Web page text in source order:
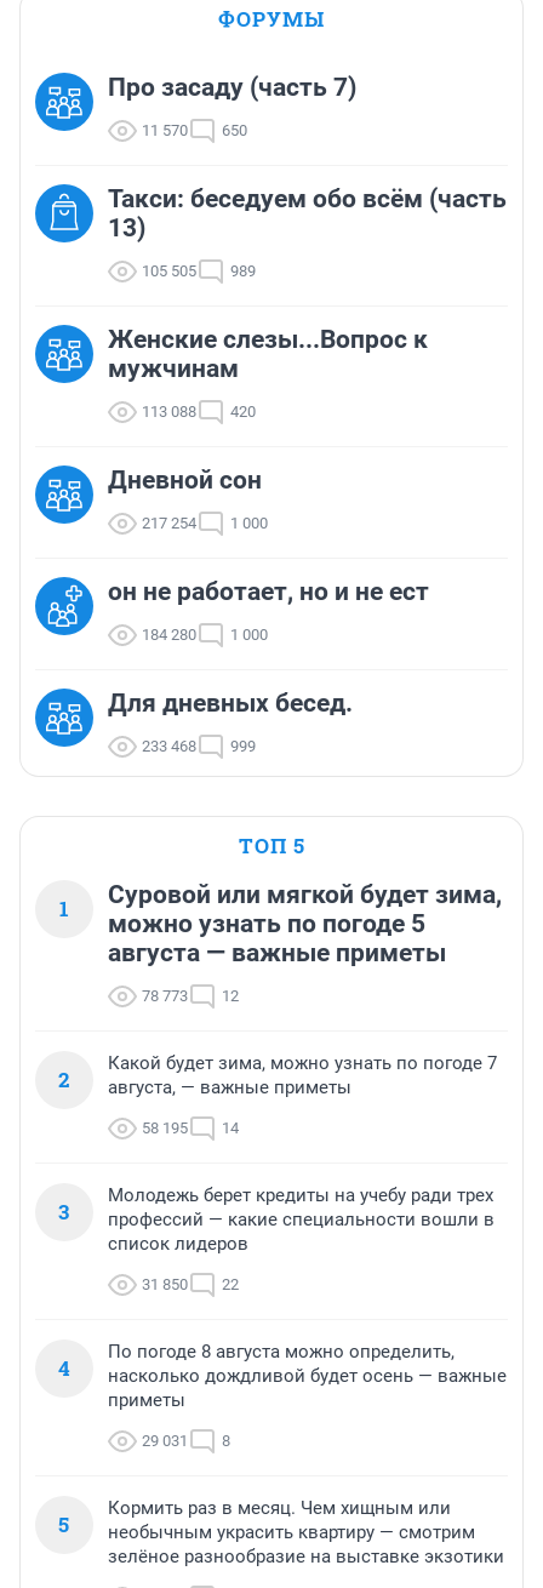
ФОРУМЫ
Про засаду (часть 7)
11 570 650
Такси: беседуем обо всём (часть
13)
105 505 989
Женские слезы...Вопрос к
мужчинам
113 088 420
Дневной сон
217 254 1 000
он не работает, но и не ест
184 280 1 000
Для дневных бесед.
233 468 999
ТОП 5
1
Суровой или мягкой будет зима,
можно узнать по погоде 5
августа — важные приметы
78 773 12
2
Какой будет зима, можно узнать по погоде 7
августа, — важные приметы
58 195 14
3
Молодежь берет кредиты на учебу ради трех
профессий — какие специальности вошли в
список лидеров
31 850 22
4
По погоде 8 августа можно определить,
насколько дождливой будет осень — важные
приметы
29 031 8
5
Кормить раз в месяц. Чем хищным или
необычным украсить квартиру — смотрим
зелёное разнообразие на выставке экзотики